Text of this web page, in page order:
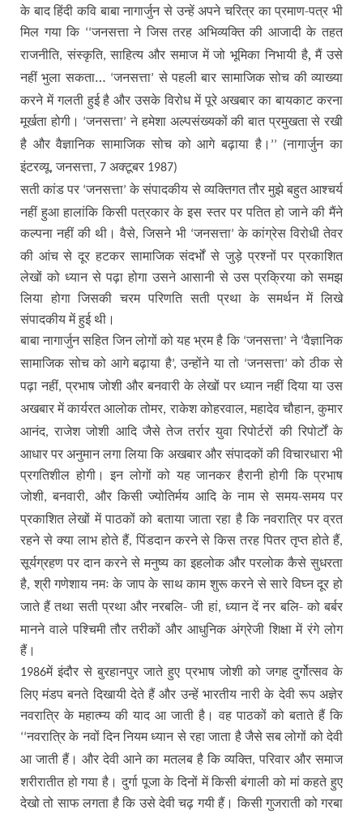
के बाद हिंदी कवि बाबा नागार्जुन से उन्हें अपने चरित्र का प्रमाण-पत्र भी
मिल गया कि ‘‘जनसत्ता ने जिस तरह अभिव्यक्ति की आजादी के तहत
राजनीति,संस्कृति,साहित्य और समाज में जो भूमिका निभायी है, मैं उसे
नहीं भुला सकता… ‘जनसत्ता’से पहली बार सामाजिक सोच की व्याख्या
करने में गलती हुई है और उसके विरोध में पूरे अखबार का बायकाट करना
मूर्खता होगी। ‘जनसत्ता’ने हमेशा अल्पसंख्यकों की बात प्रमुखता से रखी
है और वैज्ञानिक सामाजिक सोच को आगे बढ़ाया है। ’’ (नागार्जुन का
इंटरव्यू,जनसत्ता, 7 अक्टूबर 1987)
सती कांड पर ‘जनसत्ता’के संपादकीय से व्यक्तिगत तौर मुझे बहुत आश्चर्य
नहीं हुआ हालांकि किसी पत्रकार के इस स्तर पर पतित हो जाने की मैंने
कल्पना नहीं की थी। वैसे,जिसने भी ‘जनसत्ता’के कांग्रेस विरोधी तेवर
की आंच से दूर हटकर सामाजिक संदर्भों से जुड़े प्रश्नों पर प्रकाशित
लेखों को ध्यान से पढ़ा होगा उसने आसानी से उस प्रक्रिया को समझ
लिया होगा जिसकी चरम परिणति सती प्रथा के समर्थन में लिखे
संपादकीय में हुई थी।
बाबा नागार्जुन सहित जिन लोगों को यह भ्रम है कि ‘जनसत्ता’ने ‘वैज्ञानिक
सामाजिक सोच को आगे बढ़ाया है’,उन्होंने या तो ‘जनसत्ता’को ठीक से
पढ़ा नहीं,प्रभाष जोशी और बनवारी के लेखों पर ध्यान नहीं दिया या उस
अखबार में कार्यरत आलोक तोमर,राकेश कोहरवाल,महादेव चौहान,कुमार
आनंद,राजेश जोशी आदि जैसे तेज तर्रार युवा रिपोर्टरों की रिपोर्टों के
आधार पर अनुमान लगा लिया कि अखबार और संपादकों की विचारधारा भी
प्रगतिशील होगी। इन लोगों को यह जानकर हैरानी होगी कि प्रभाष
जोशी,बनवारी, और किसी ज्योतिर्मय आदि के नाम से समय-समय पर
प्रकाशित लेखों में पाठकों को बताया जाता रहा है कि नवरात्रि पर व्रत
रहने से क्या लाभ होते हैं,पिंडदान करने से किस तरह पितर तृप्त होते हैं,
सूर्यग्रहण पर दान करने से मनुष्य का इहलोक और परलोक कैसे सुधरता
है,श्री गणेशाय नमः के जाप के साथ काम शुरू करने से सारे विघ्न दूर हो
जाते हैं तथा सती प्रथा और नरबलि- जी हां, ध्यान दें नर बलि- को बर्बर
मानने वाले पश्चिमी तौर तरीकों और आधुनिक अंग्रेजी शिक्षा में रंगे लोग
हैं।
1986में इंदौर से बुरहानपुर जाते हुए प्रभाष जोशी को जगह दुर्गोत्सव के
लिए मंडप बनते दिखायी देते हैं और उन्हें भारतीय नारी के देवी रूप अज्ञेर
नवरात्रि के महात्म्य की याद आ जाती है। वह पाठकों को बताते हैं कि
‘‘नवरात्रि के नवों दिन नियम ध्यान से रहा जाता है जैसे सब लोगों को देवी
आ जाती हैं। और देवी आने का मतलब है कि व्यक्ति,परिवार और समाज
शरीरातीत हो गया है। दुर्गा पूजा के दिनों में किसी बंगाली को मां कहते हुए
देखो तो साफ लगता है कि उसे देवी चढ़ गयी हैं। किसी गुजराती को गरबा